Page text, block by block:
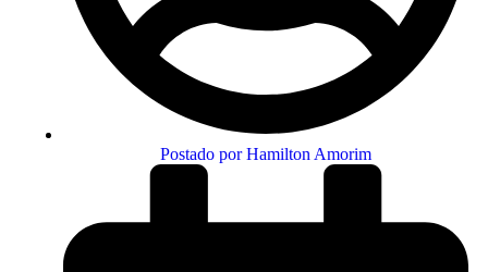
Postado porHamilton Amorim